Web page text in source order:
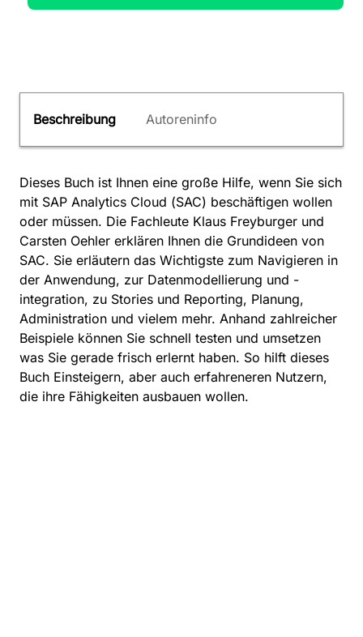
Beschreibung Autoreninfo
Dieses Buch ist Ihnen eine große Hilfe, wenn Sie sich
mit SAP Analytics Cloud (SAC) beschäftigen wollen
oder müssen. Die Fachleute Klaus Freyburger und
Carsten Oehler erklären Ihnen die Grundideen von
SAC. Sie erläutern das Wichtigste zum Navigieren in
der Anwendung, zur Datenmodellierung und -
integration, zu Stories und Reporting, Planung,
Administration und vielem mehr. Anhand zahlreicher
Beispiele können Sie schnell testen und umsetzen
was Sie gerade frisch erlernt haben. So hilft dieses
Buch Einsteigern, aber auch erfahreneren Nutzern,
die ihre Fähigkeiten ausbauen wollen.